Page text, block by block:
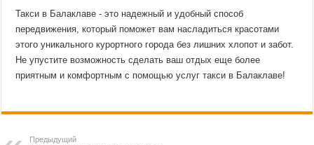
Такси в Балаклаве - это надежный и удобный способ
передвижения, который поможет вам насладиться красотами
этого уникального курортного города без лишних хлопот и забот.
Не упустите возможность сделать ваш отдых еще более
приятным и комфортным с помощью услуг такси в Балаклаве!
Предыдущий